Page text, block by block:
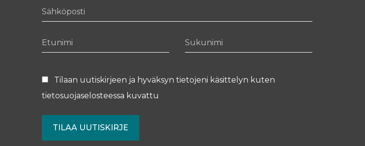
Sähköposti
Etunimi Sukunimi
Tilaan uutiskirjeen ja hyväksyn tietojeni käsittelyn kuten
tietosuojaselosteessa kuvattu